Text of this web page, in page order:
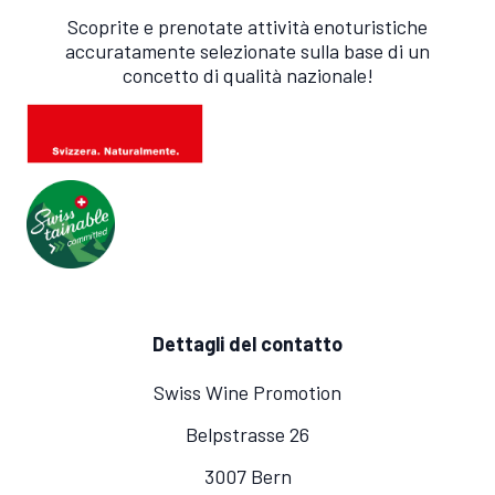
Scoprite e prenotate attività enoturistiche
accuratamente selezionate sulla base di un
concetto di qualità nazionale!
Dettagli del contatto
Swiss Wine Promotion
Belpstrasse 26
3007 Bern